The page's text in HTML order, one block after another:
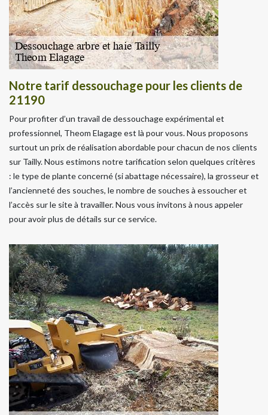
Notre tarif dessouchage pour les clients de
21190
Pour profiter d’un travail de dessouchage expérimental et
professionnel, Theom Elagage est là pour vous. Nous proposons
surtout un prix de réalisation abordable pour chacun de nos clients
sur Tailly. Nous estimons notre tarification selon quelques critères
: le type de plante concerné (si abattage nécessaire), la grosseur et
l’ancienneté des souches, le nombre de souches à essoucher et
l’accès sur le site à travailler. Nous vous invitons à nous appeler
pour avoir plus de détails sur ce service.